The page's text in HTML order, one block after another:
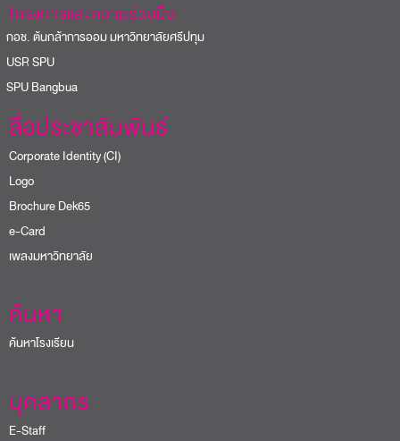
โครงการและความร่วมมือ
ช. ต้นกล้าการออม มหาวิทยาลัยศรีปทุม
SPU
Bangbua
สื่อประชาสัมพันธ์
Corporate Identity (CI)
Logo
Brochure Dek65
e-Card
เพลงมหาวิทยาลัย
ค้นหา
ค้นหาโรงเรียน
บุคลากร
E-Staff